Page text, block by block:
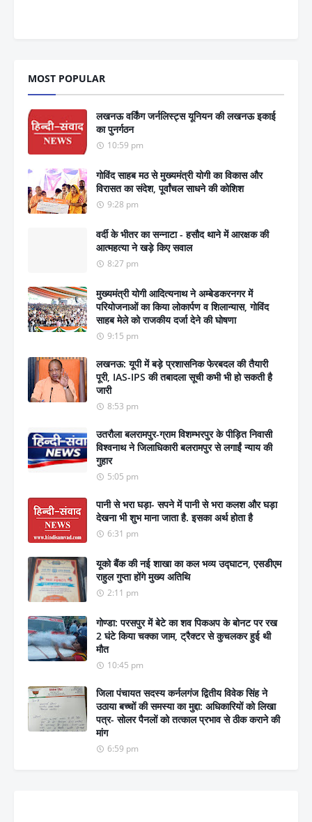
MOST POPULAR
लखनऊ वर्किंग जर्नलिस्ट्स यूनियन की लखनऊ इकाई
का पुनर्गठन
10:59 pm
गोविंद साहब मठ से मुख्यमंत्री योगी का विकास और
विरासत का संदेश, पूर्वांचल साधने की कोशिश
9:28 pm
वर्दी के भीतर का सन्नाटा - हसौद थाने में आरक्षक की
आत्महत्या ने खड़े किए सवाल
8:27 pm
मुख्यमंत्री योगी आदित्यनाथ ने अम्बेडकरनगर में
परियोजनाओं का किया लोकार्पण व शिलान्यास, गोविंद
साहब मेले को राजकीय दर्जा देने की घोषणा
9:15 pm
लखनऊ: यूपी में बड़े प्रशासनिक फेरबदल की तैयारी
पूरी, IAS-IPS की तबादला सूची कभी भी हो सकती है
जारी
8:53 pm
उतरौला बलरामपुर-ग्राम विशम्भरपुर के पीड़ित निवासी
विश्वनाथ ने जिलाधिकारी बलरामपुर से लगाईं न्याय की
गुहार
5:05 pm
पानी से भरा घड़ा- सपने में पानी से भरा कलश और घड़ा
देखना भी शुभ माना जाता है. इसका अर्थ होता है
6:31 pm
यूको बैंक की नई शाखा का कल भव्य उद्घाटन, एसडीएम
राहुल गुप्ता होंगे मुख्य अतिथि
2:11 pm
गोण्डा: परसपुर में बेटे का शव पिकअप के बोनट पर रख
2 घंटे किया चक्का जाम, ट्रैक्टर से कुचलकर हुई थी
मौत
10:45 pm
जिला पंचायत सदस्य कर्नलगंज द्वितीय विवेक सिंह ने
उठाया बच्चों की समस्या का मुद्दा: अधिकारियों को लिखा
पत्र- सोलर पैनलों को तत्काल प्रभाव से ठीक कराने की
मांग
6:59 pm